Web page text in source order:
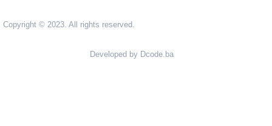
Copyright © 2023. All rights reserved.
Developed by Dcode.ba